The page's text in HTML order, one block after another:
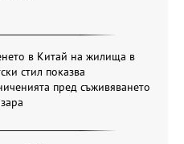
в Китай на жилища в
стил показва
пред съживяването